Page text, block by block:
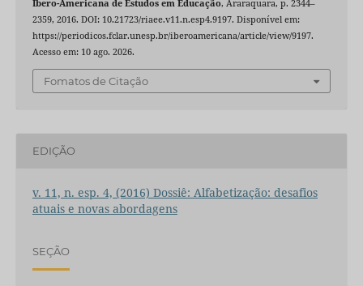
Ibero-Americana de Estudos em Educação, Araraquara, p. 2344–
2359, 2016. DOI: 10.21723/riaee.v11.n.esp4.9197. Disponível em:
https://periodicos.fclar.unesp.br/iberoamericana/article/view/9197.
Acesso em: 10 ago. 2026.
Fomatos de Citação
EDIÇÃO
v. 11, n. esp. 4, (2016) Dossiê: Alfabetização: desafios
atuais e novas abordagens
SEÇÃO